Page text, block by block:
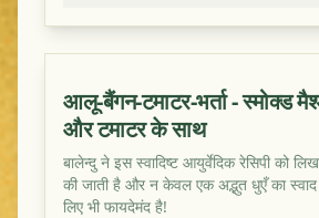
आलू-बैंगन-टमाटर-भर्ता - स्मोक्ड
और टमाटर के साथ
बालेन्दु ने इस स्वादिष्ट आयुर्वेदिक रेसिपी को
की जाती है और न केवल एक अद्भुत धुएँ का
लिए भी फायदेमंद है!